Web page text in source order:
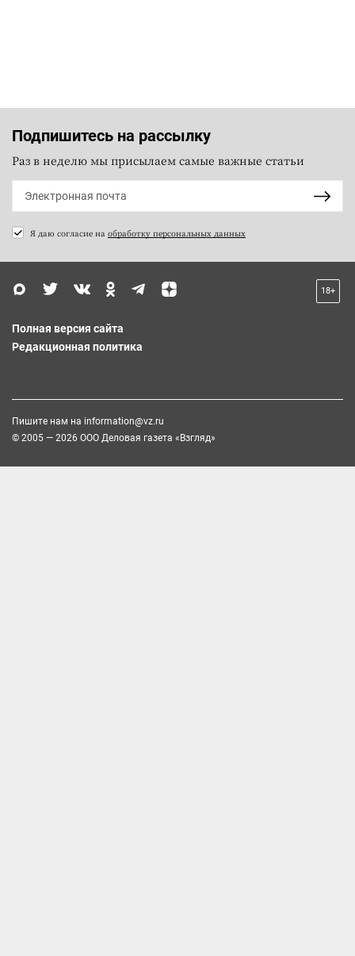
Подпишитесь на рассылку
Раз в неделю мы присылаем самые важные статьи
Я даю согласие на обработку персональных данных
18+
Полная версия сайта
Редакционная политика
Пишите нам на information@vz.ru
© 2005 — 2026 ООО Деловая газета «Взгляд»